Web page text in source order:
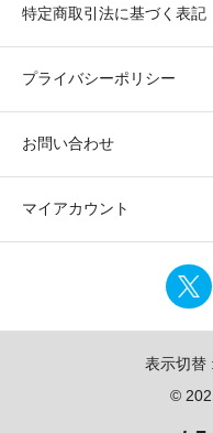
特定商取引法に基づく表記
プライバシーポリシー
お問い合わせ
マイアカウント
表示切替 :
©